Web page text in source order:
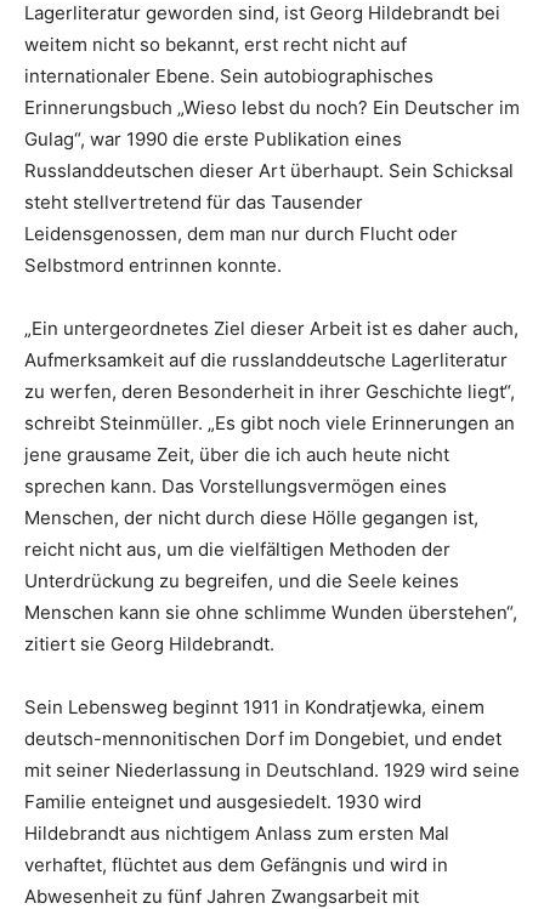
Lagerliteratur geworden sind, ist Georg Hildebrandt bei
weitem nicht so bekannt, erst recht nicht auf
internationaler Ebene. Sein autobiographisches
Erinnerungsbuch „Wieso lebst du noch? Ein Deutscher im
Gulag“, war 1990 die erste Publikation eines
Russlanddeutschen dieser Art überhaupt. Sein Schicksal
steht stellvertretend für das Tausender
Leidensgenossen, dem man nur durch Flucht oder
Selbstmord entrinnen konnte.
„Ein untergeordnetes Ziel dieser Arbeit ist es daher auch,
Aufmerksamkeit auf die russlanddeutsche Lagerliteratur
zu werfen, deren Besonderheit in ihrer Geschichte liegt“,
schreibt Steinmüller. „Es gibt noch viele Erinnerungen an
jene grausame Zeit, über die ich auch heute nicht
sprechen kann. Das Vorstellungsvermögen eines
Menschen, der nicht durch diese Hölle gegangen ist,
reicht nicht aus, um die vielfältigen Methoden der
Unterdrückung zu begreifen, und die Seele keines
Menschen kann sie ohne schlimme Wunden überstehen“,
zitiert sie Georg Hildebrandt.
Sein Lebensweg beginnt 1911 in Kondratjewka, einem
deutsch-mennonitischen Dorf im Dongebiet, und endet
mit seiner Niederlassung in Deutschland. 1929 wird seine
Familie enteignet und ausgesiedelt. 1930 wird
Hildebrandt aus nichtigem Anlass zum ersten Mal
verhaftet, flüchtet aus dem Gefängnis und wird in
Abwesenheit zu fünf Jahren Zwangsarbeit mit